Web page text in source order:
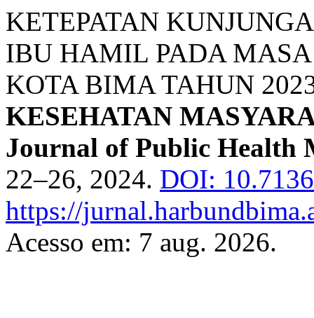
KETEPATAN
IBU HAMIL PADA
KOTA BIMA TAHUN
KESEHATAN
Journal of Public Health
22–26, 2024. DOI:
https://
Acesso em: 7 aug. 2026.